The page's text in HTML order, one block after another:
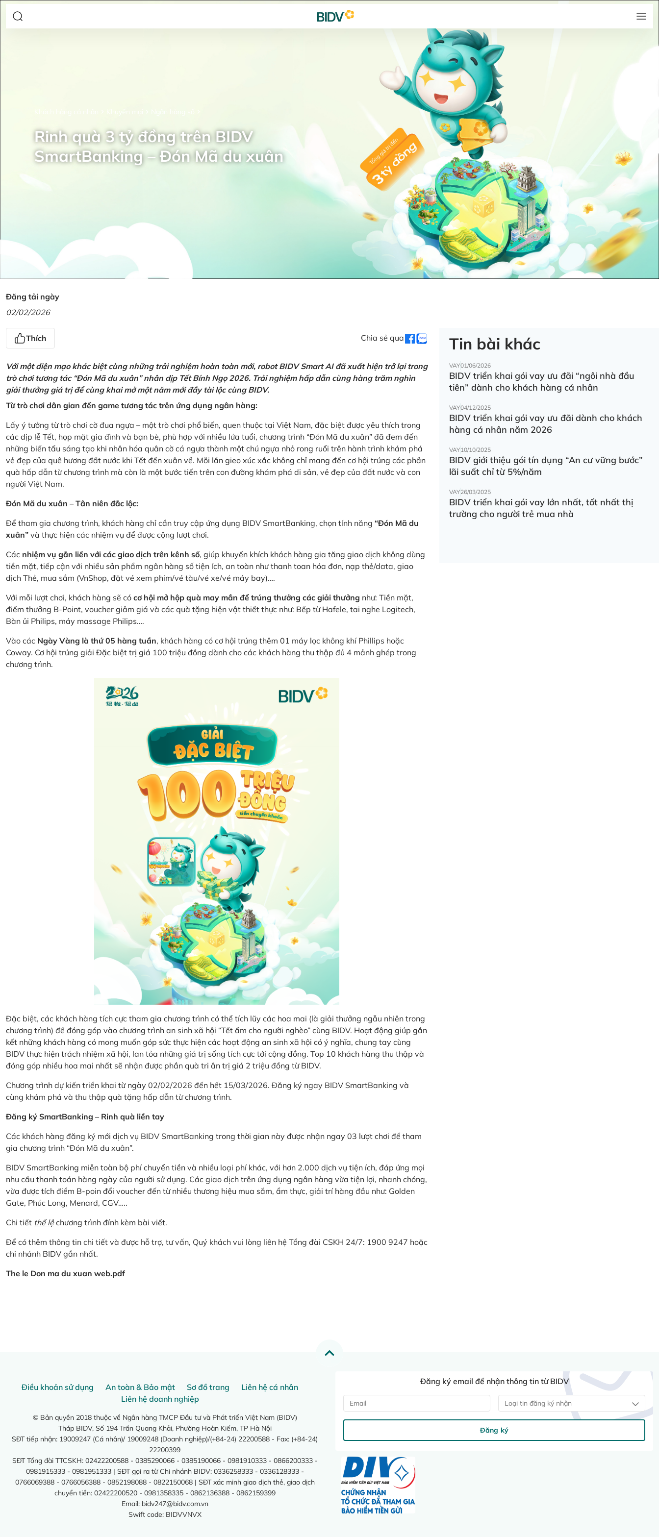
Khuyến mại Ngân hàng số
Rinh quà 3 tỷ đồng trên BIDV
SmartBanking – Đón Mã du xuân
Đăng tải ngày
02/02/2026
Thích Chia sẻ qua
Với một diện mạo khác biệt cùng những trải nghiệm hoàn toàn mới, robot BIDV Smart AI đã xuất hiện trở lại trong
trò chơi tương tác “Đón Mã du xuân” nhân dịp Tết Bính Ngọ 2026. Trải nghiệm hấp dẫn cùng hàng trăm nghìn
giải thưởng giá trị để cùng khai mở một năm mới đầy tài lộc cùng BIDV.
Từ trò chơi dân gian đến game tương tác trên ứng dụng ngân hàng:
Lấy ý tưởng từ trò chơi cờ đua ngựa – một trò chơi phổ biến, quen thuộc tại Việt Nam, đặc biệt được yêu thích trong
các dịp lễ Tết, họp mặt gia đình và bạn bè, phù hợp với nhiều lứa tuổi, chương trình “Đón Mã du xuân” đã đem đến
những biến tấu sáng tạo khi nhân hóa quân cờ cá ngựa thành một chú ngựa nhỏ rong ruổi trên hành trình khám phá
vẻ đẹp của quê hương đất nước khi Tết đến xuân về. Mỗi lần gieo xúc xắc không chỉ mang đến cơ hội trúng các phần
quà hấp dẫn từ chương trình mà còn là một bước tiến trên con đường khám phá di sản, vẻ đẹp của đất nước và con
người Việt Nam.
Đón Mã du xuân – Tân niên đắc lộc:
Để tham gia chương trình, khách hàng chỉ cần truy cập ứng dụng BIDV SmartBanking, chọn tính năng “Đón Mã du
xuân” và thực hiện các nhiệm vụ để được cộng lượt chơi.
Các nhiệm vụ gắn liền với các giao dịch trên kênh số, giúp khuyến khích khách hàng gia tăng giao dịch không dùng
tiền mặt, tiếp cận với nhiều sản phẩm ngân hàng số tiện ích, an toàn như thanh toan hóa đơn, nạp thẻ/data, giao
dịch Thẻ, mua sắm (VnShop, đặt vé xem phim/vé tàu/vé xe/vé máy bay)….
Với mỗi lượt chơi, khách hàng sẽ có cơ hội mở hộp quà may mắn để trúng thưởng các giải thưởng như: Tiền mặt,
điểm thưởng B-Point, voucher giảm giá và các quà tặng hiện vật thiết thực như: Bếp từ Hafele, tai nghe Logitech,
Bàn ủi Philips, máy massage Philips….
Vào các Ngày Vàng là thứ 05 hàng tuần, khách hàng có cơ hội trúng thêm 01 máy lọc không khí Phillips hoặc
Coway. Cơ hội trúng giải Đặc biệt trị giá 100 triệu đồng dành cho các khách hàng thu thập đủ 4 mảnh ghép trong
chương trình.
Đặc biệt, các khách hàng tích cực tham gia chương trình có thể tích lũy các hoa mai (là giải thưởng ngẫu nhiên trong
chương trình) để đóng góp vào chương trình an sinh xã hội “Tết ấm cho người nghèo” cùng BIDV. Hoạt động giúp gắn
kết những khách hàng có mong muốn góp sức thực hiện các hoạt động an sinh xã hội có ý nghĩa, chung tay cùng
BIDV thực hiện trách nhiệm xã hội, lan tỏa những giá trị sống tích cực tới cộng đồng. Top 10 khách hàng thu thập và
đóng góp nhiều hoa mai nhất sẽ nhận được phần quà tri ân trị giá 2 triệu đồng từ BIDV.
Chương trình dự kiến triển khai từ ngày 02/02/2026 đến hết 15/03/2026. Đăng ký ngay BIDV SmartBanking và
cùng khám phá và thu thập quà tặng hấp dẫn từ chương trình.
Đăng ký SmartBanking – Rinh quà liền tay
Các khách hàng đăng ký mới dịch vụ BIDV SmartBanking trong thời gian này được nhận ngay 03 lượt chơi để tham
gia chương trình “Đón Mã du xuân”.
BIDV SmartBanking miễn toàn bộ phí chuyển tiền và nhiều loại phí khác, với hơn 2.000 dịch vụ tiện ích, đáp ứng mọi
nhu cầu thanh toán hàng ngày của người sử dụng. Các giao dịch trên ứng dụng ngân hàng vừa tiện lợi, nhanh chóng,
vừa được tích điểm B-poin đổi voucher đến từ nhiều thương hiệu mua sắm, ẩm thực, giải trí hàng đầu như: Golden
Gate, Phúc Long, Menard, CGV…..
Chi tiết thể lệchương trình đính kèm bài viết.
Để có thêm thông tin chi tiết và được hỗ trợ, tư vấn, Quý khách vui lòng liên hệ Tổng đài CSKH 24/7: 1900 9247 hoặc
chi nhánh BIDV gần nhất.
The le Don ma du xuan web.pdf
Tin bài khác
VAY01/06/2026
BIDV triển khai gói vay ưu đãi “ngôi nhà đầu
tiên” dành cho khách hàng cá nhân
VAY04/12/2025
BIDV triển khai gói vay ưu đãi dành cho khách
hàng cá nhân năm 2026
VAY10/10/2025
BIDV giới thiệu gói tín dụng “An cư vững bước”
lãi suất chỉ từ 5%/năm
VAY26/03/2025
BIDV triển khai gói vay lớn nhất, tốt nhất thị
trường cho người trẻ mua nhà
Điều khoản sử dụng An toàn & Bảo mật Sơ đồ trang
Liên hệ cá nhân
Liên hệ doanh nghiệp
© Bản quyền 2018 thuộc về Ngân hàng TMCP Đầu tư và Phát triển Việt Nam (BIDV)
Tháp BIDV, Số 194 Trần Quang Khải, Phường Hoàn Kiếm, TP Hà Nội
SĐT tiếp nhận: 19009247 (Cá nhân)/ 19009248 (Doanh nghiệp)/(+84-24) 22200588 - Fax: (+84-24)
22200399
SĐT Tổng đài TTCSKH: 02422200588 - 0385290066 - 0385190066 - 0981910333 - 0866200333 -
0981915333 - 0981951333 | SĐT gọi ra từ Chi nhánh BIDV: 0336258333 - 0336128333 -
0766069388 - 0766056388 - 0852198088 - 0822150068 | SĐT xác minh giao dịch thẻ, giao dịch
chuyển tiền: 02422200520 - 0981358335 - 0862136388 - 0862159399
Email: bidv247@bidv.com.vn
Swift code: BIDVVNVX
Đăng ký email để nhận thông tin từ BIDV
Loại tin đăng ký nhận
Đăng ký